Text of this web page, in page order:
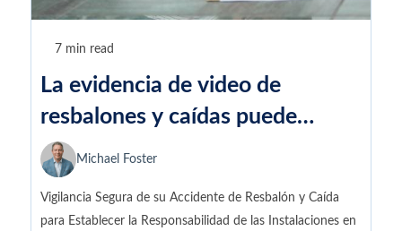
7 min read
La evidencia de video de
resbalones y caídas puede
respaldar su reclamo de lesiones
Michael Foster
Vigilancia Segura de su Accidente de Resbalón y Caída
para Establecer la Responsabilidad de las Instalaciones en